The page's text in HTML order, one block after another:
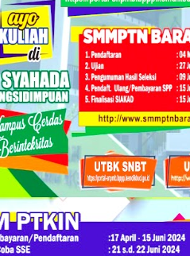
kantong kemiskinan,” tegas
lembaga resmi. “Apa
“Baznas Langkat jangan
zakat, infak, dan sedekah
bersyukur atas perhatian
dalam memperkuat sinergi